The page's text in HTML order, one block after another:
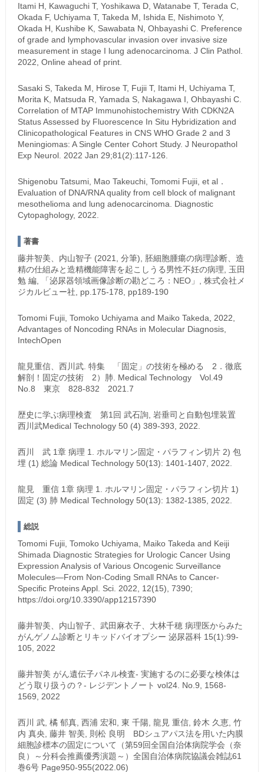
Itami H, Kawaguchi T, Yoshikawa D, Watanabe T, Terada C,
Okada F, Uchiyama T, Takeda M, Ishida E, Nishimoto Y,
Okada H, Kushibe K, Sawabata N, Ohbayashi C. Preference
of grade and lymphovascular invasion over invasive size
measurement in stage I lung adenocarcinoma. J Clin Pathol.
2022, Online ahead of print.
Sasaki S, Takeda M, Hirose T, Fujii T, Itami H, Uchiyama T,
Morita K, Matsuda R, Yamada S, Nakagawa I, Ohbayashi C.
Correlation of MTAP Immunohistochemistry With CDKN2A
Status Assessed by Fluorescence In Situ Hybridization and
Clinicopathological Features in CNS WHO Grade 2 and 3
Meningiomas: A Single Center Cohort Study. J Neuropathol
Exp Neurol. 2022 Jan 29;81(2):117-126.
Shigenobu Tatsumi, Mao Takeuchi, Tomomi Fujii, et al．
Evaluation of DNA/RNA quality from cell block of malignant
mesothelioma and lung adenocarcinoma. Diagnostic
Cytopaghology, 2022.
著書
藤井智美、内山智子 (2021, 分筆), 胚細胞腫瘍の病理診断、造
精の仕組みと造精機能障害を起こしうる男性不妊の病理, 玉田
勉 編, 「泌尿器領域画像診断の勘どころ：NEO」, 株式会社メ
ジカルビュー社, pp.175-178, pp189-190
Tomomi Fujii, Tomoko Uchiyama and Maiko Takeda, 2022,
Advantages of Noncoding RNAs in Molecular Diagnosis,
IntechOpen
龍見重信、西川武. 特集 「固定」の技術を極める 2．徹底
解剖！固定の技術 2）肺. Medical Technology Vol.49
No.8 東京 828-832 2021.7
歴史に学ぶ病理検査 第1回 武石詢, 岩垂司と自動包埋装置
西川武Medical Technology 50 (4) 389-393, 2022.
西川 武 1章 病理 1. ホルマリン固定・パラフィン切片 2) 包
埋 (1) 総論 Medical Technology 50(13): 1401-1407, 2022.
龍見 重信 1章 病理 1. ホルマリン固定・パラフィン切片 1)
固定 (3) 肺 Medical Technology 50(13): 1382-1385, 2022.
総説
Tomomi Fujii, Tomoko Uchiyama, Maiko Takeda and Keiji
Shimada Diagnostic Strategies for Urologic Cancer Using
Expression Analysis of Various Oncogenic Surveillance
Molecules—From Non-Coding Small RNAs to Cancer-
Specific Proteins Appl. Sci. 2022, 12(15), 7390;
https://doi.org/10.3390/app12157390
藤井智美、内山智子、武田麻衣子、大林千穂 病理医からみた
がんゲノム診断とリキッドバイオプシー 泌尿器科 15(1):99-
105, 2022
藤井智美 がん遺伝子パネル検査- 実施するのに必要な検体は
どう取り扱うの？- レジデントノート vol24. No.9, 1568-
1569, 2022
西川 武, 橘 郁真, 西浦 宏和, 東 千陽, 龍見 重信, 鈴木 久恵, 竹
内 真央, 藤井 智美, 則松 良明 BDシュアパス法を用いた内膜
細胞診標本の固定について（第59回全国自治体病院学会（奈
良）～分科会推薦優秀演題～）全国自治体病院協議会雑誌61
巻6号 Page950-955(2022.06)